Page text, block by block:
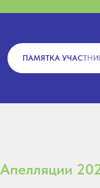
ПАМЯТКА
Апелляции